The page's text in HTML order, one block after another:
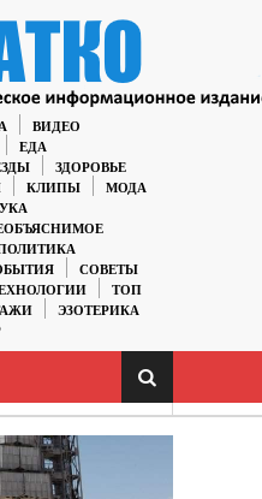
ВИДЕО
ЕДА
ЗДОРОВЬЕ
КЛИПЫ
МОДА
СОВЕТЫ
ТОП
ЭЗОТЕРИКА